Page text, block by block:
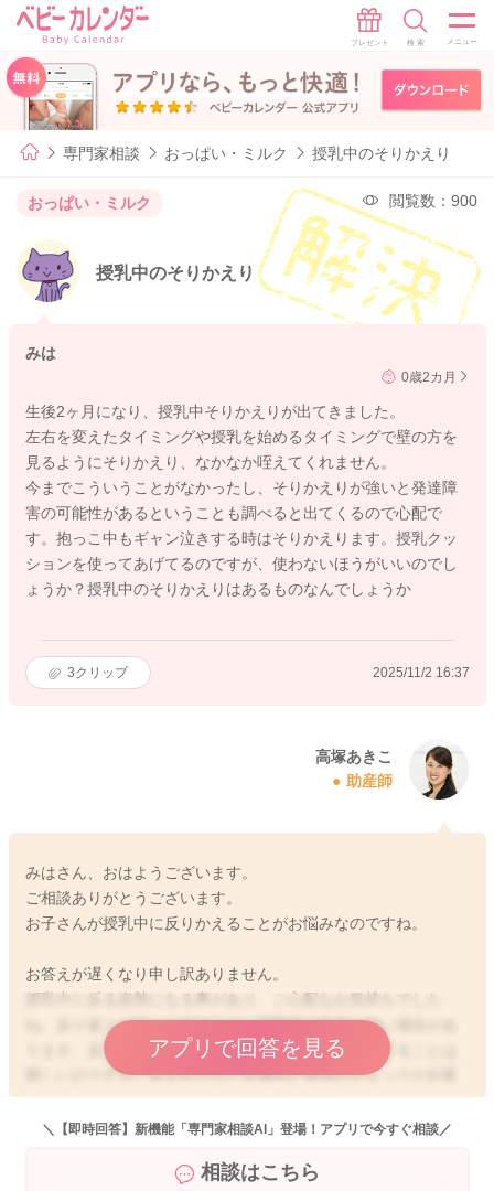
専門家相談 おっぱい・ミルク 授乳中のそりかえり
おっぱい・ミルク 閲覧数：900
授乳中のそりかえり
みは
0歳2カ月
生後2ヶ月になり、授乳中そりかえりが出てきました。
左右を変えたタイミングや授乳を始めるタイミングで壁の方を
見るようにそりかえり、なかなか咥えてくれません。
今までこういうことがなかったし、そりかえりが強いと発達障
害の可能性があるということも調べると出てくるので心配で
す。抱っこ中もギャン泣きする時はそりかえります。授乳クッ
ションを使ってあげてるのですが、使わないほうがいいのでし
ょうか？授乳中のそりかえりはあるものなんでしょうか
3クリップ 2025/11/2 16:37
高塚あきこ
助産師
みはさん、おはようございます。
ご相談ありがとうございます。
お子さんが授乳中に反りかえることがお悩みなのですね。
お答えが遅くなり申し訳ありません。
授乳中に反る姿勢になる事があり、ご心配なお気持ちでした
ね。反り返りが強いお子さんは、筋緊張が非常に強い場合があ
ります。反り返ることだけで、発達状況などを判断することは
難しいのですが、首すわりなど全体的に発達のチェックが必要
になる場合もあります。ですが、多くは背筋の成長過程で反り
返り運動をしているだけで、問題になる事は少ないです。2ヶ月
飲みを始めるお子さんも増えてくる時期ですよ。おそらく問題
アプリで回答を見る
＼【即時回答】新機能「専門家相談AI」登場！アプリで今すぐ相談／
相談はこちら